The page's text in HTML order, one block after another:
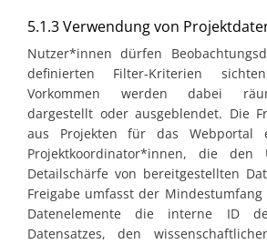
5.1.3 Verwendung von
Nutzer*innen dürfen
definierten Filter-Kriterien
Vorkommen werden dabei
dargestellt oder ausgeblendet. Die
aus Projekten für das Webportal
Projektkoordinator*innen, die
Detailschärfe von bereitgestellten
Freigabe umfasst der
Datenelemente die interne ID
Datensatzes, den